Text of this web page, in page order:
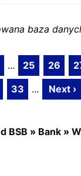
baza
... 25 26
33 ... Next ›
BSB » Bank »